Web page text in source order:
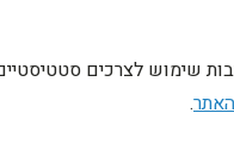
שימוש לצרכים
.